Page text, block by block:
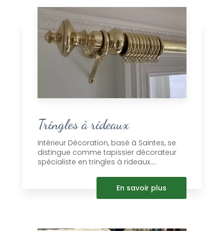
Tringles à rideaux
Intérieur Décoration, basé à Saintes, se
distingue comme tapissier décorateur
spécialiste en tringles à rideaux....
En savoir plus